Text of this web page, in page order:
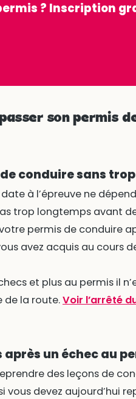
? Inscription
son permis
conduire sans
à l’épreuve ne
trop longtemps avant
permis de conduire
avez acquis au cours
et plus au permis il
de la route.Voir l’arrêté
après un échec au
des leçons de
vous devez aujourd’hui